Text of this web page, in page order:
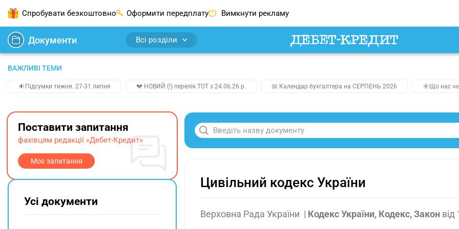
Спробувати безкоштовно Оформити передплату Вимкнути рекламу
Документи Всі розділи
ВАЖЛИВІ ТЕМИ
🔉Підсумки тижня. 27-31 липня 💔 НОВИЙ (!) перелік ТОТ з 24.06.26 р. 📅 Календар бухгалтера на СЕРПЕНЬ 2026 ☀️Що нас
Цивільний кодекс України
Верховна Рада України | Кодекс України, Кодекс, Закон від
Поставити запитання
фахівцям редакції «Дебет-Кредит»
Моє запитання
Усі документи